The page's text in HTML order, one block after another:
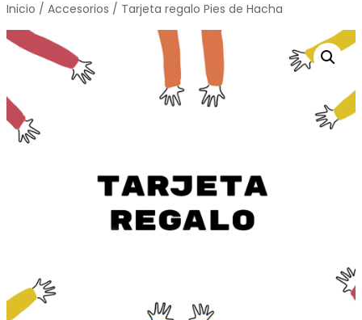
Inicio / Accesorios / Tarjeta regalo Pies de Hacha